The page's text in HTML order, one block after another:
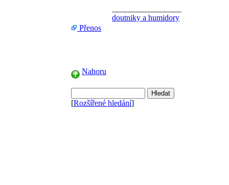
doutniky a humidory
Přenos
Nahoru
[Rozšířené hledání]